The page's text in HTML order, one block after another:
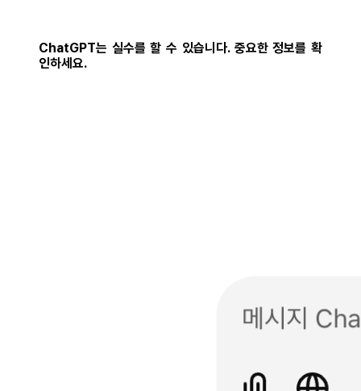
ChatGPT는 실수를 할 수 있습니다. 중요한 정보를 확
인하세요.